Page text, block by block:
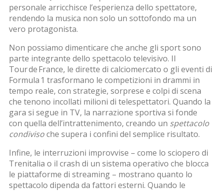
personale arricchisce l’esperienza dello spettatore,
rendendo la musica non solo un sottofondo ma un
vero protagonista.
Non possiamo dimenticare che anche gli sport sono
parte integrante dello spettacolo televisivo. Il
Tour de France, le dirette di calciomercato o gli eventi di
Formula 1 trasformano le competizioni in drammi in
tempo reale, con strategie, sorprese e colpi di scena
che tenono incollati milioni di telespettatori. Quando la
gara si segue in TV, la narrazione sportiva si fonde
con quella dell’intrattenimento, creando un spettacolo
condivisoche supera i confini del semplice risultato.
Infine, le interruzioni improvvise – come lo sciopero di
Trenitalia o il crash di un sistema operativo che blocca
le piattaforme di streaming – mostrano quanto lo
spettacolo dipenda da fattori esterni. Quando le